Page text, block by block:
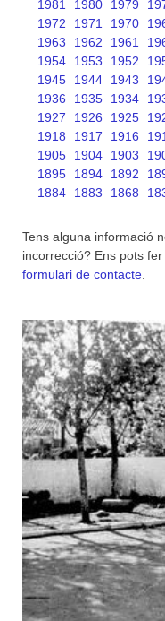
1981
1980 1979
1972
1971 1970
1963
1962 1961
1954
1953 1952
1945
1944 1943
1936
1935 1934
1927
1926 1925
1918
1917 1916
1905
1904 1903
1895
1894 1892
1884
1883 1868
Tens alguna informació
incorrecció? Ens pots
formulari de contacte.